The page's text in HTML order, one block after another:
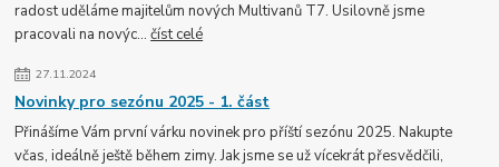
radost uděláme majitelům nových Multivanů T7. Usilovně jsme
pracovali na novýc...číst celé
27.11.2024
Novinky pro sezónu 2025 - 1. část
Přinášíme Vám první várku novinek pro příští sezónu 2025. Nakupte
včas, ideálně ještě během zimy. Jak jsme se už vícekrát přesvědčili,